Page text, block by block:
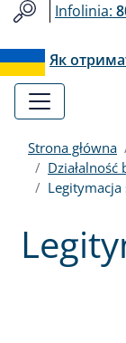
Infolinia:
Як
Strona główna
Działalność
Legitymacja